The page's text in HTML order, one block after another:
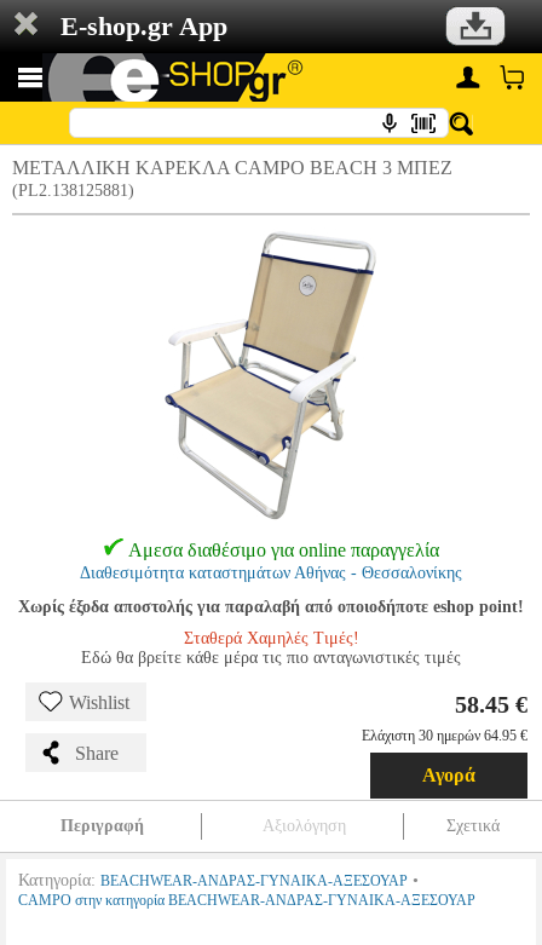
E-shop.gr App
ΜΕΤΑΛΛΙΚΗ ΚΑΡΕΚΛΑ CAMPO BEACH 3 ΜΠΕΖ
(PL2.138125881)
Αμεσα διαθέσιμο για online παραγγελία
Διαθεσιμότητα καταστημάτων Αθήνας - Θεσσαλονίκης
Χωρίς έξοδα αποστολής για παραλαβή από οποιοδήποτε eshop point!
Σταθερά Χαμηλές Τιμές!
Εδώ θα βρείτε κάθε μέρα τις πιο ανταγωνιστικές τιμές
Wishlist
Share
58.45 €
Ελάχιστη 30 ημερών 64.95 €
Αγορά
Περιγραφή Αξιολόγηση Σχετικά
Κατηγορία: BEACHWEAR-ΑΝΔΡΑΣ-ΓΥΝΑΙΚΑ-ΑΞΕΣΟΥΑΡ •
CAMPO στην κατηγορία BEACHWEAR-ΑΝΔΡΑΣ-ΓΥΝΑΙΚΑ-ΑΞΕΣΟΥΑΡ